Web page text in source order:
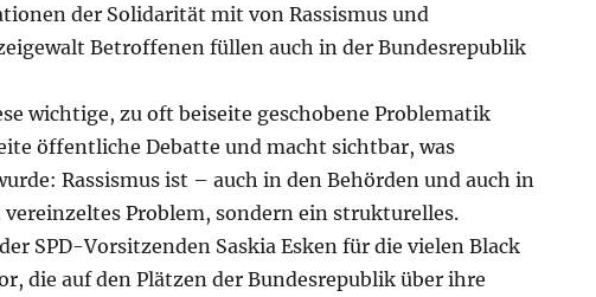
der Solidarität mit von Rassismus und
Betroffenen füllen auch in der Bundesrepublik
wichtige, zu oft beiseite geschobene Problematik
öffentliche Debatte und macht sichtbar, was
Rassismus ist – auch in den Behörden und auch in
vereinzeltes Problem, sondern ein strukturelles.
SPD-Vorsitzenden Saskia Esken für die vielen Black
die auf den Plätzen der Bundesrepublik über ihre